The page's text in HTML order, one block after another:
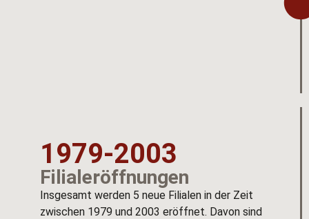
1979-2003
Filialeröffnungen
Insgesamt werden 5 neue Filialen in der Zeit
zwischen 1979 und 2003 eröffnet. Davon sind